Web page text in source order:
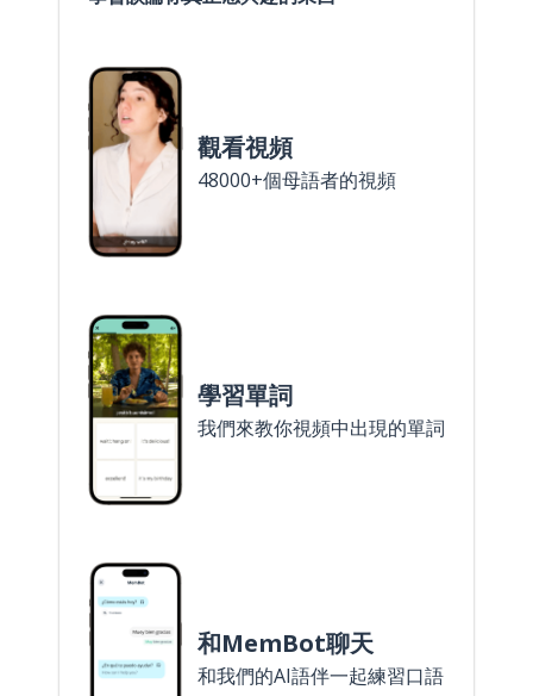
觀看視頻
48000+個母語者的視頻
學習單詞
我們來教你視頻中出現的單詞
和MemBot聊天
和我們的AI語伴一起練習口語